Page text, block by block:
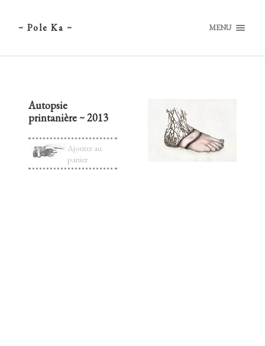
~ Pole Ka ~ MENU
Autopsie
printanière ~ 2013
Ajouter au
panier